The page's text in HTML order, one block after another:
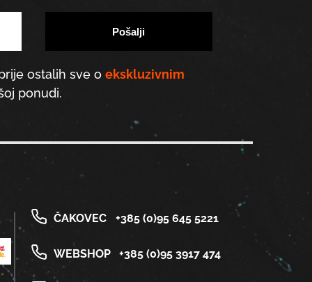
ostalih sve o ekskluzivnim
ponudi.
ČAKOVEC +385 (0)95 645 5221
WEBSHOP +385 (0)95 3917 474